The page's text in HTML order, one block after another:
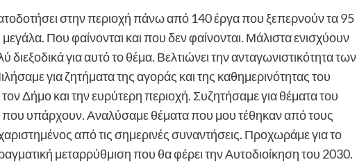
στην περιοχή πάνω από 140 έργα που ξεπερνούν τα 95
Που φαίνονται και που δεν φαίνονται. Μάλιστα ενισχύουν
για αυτό το θέμα. Βελτιώνει την ανταγωνιστικότητα των
για ζητήματα της αγοράς και της καθημερινότητας του
Δήμο και την ευρύτερη περιοχή. Συζητήσαμε για θέματα του
που υπάρχουν. Αναλύσαμε θέματα που μου τέθηκαν από τους
από τις σημερινές συναντήσεις. Προχωράμε για το
μεταρρύθμιση που θα φέρει την Αυτοδιοίκηση του 2030.